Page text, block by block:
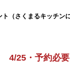
（さくまるキッチン
4/25・予約必要